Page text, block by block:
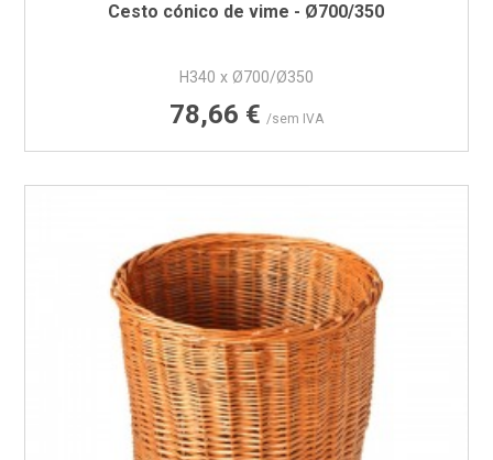
Cesto cónico de vime - Ø700/350
H340 x Ø700/Ø350
Preço
78,66 € /sem IVA